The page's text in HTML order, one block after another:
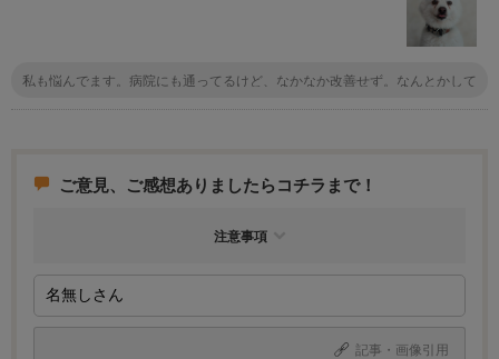
私も悩んでます。病院にも通ってるけど、なかなか改善せず。なんとかして
ご意見、ご感想ありましたらコチラまで！
注意事項
記事・画像引用